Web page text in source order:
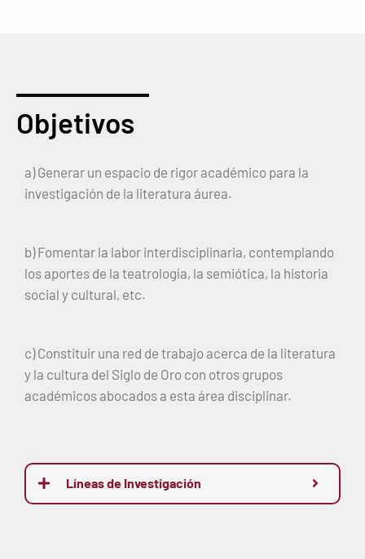
Objetivos
a) Generar un espacio de rigor académico para la
investigación de la literatura áurea.
b) Fomentar la labor interdisciplinaria, contemplando
los aportes de la teatrología, la semiótica, la historia
social y cultural, etc.
c) Constituir una red de trabajo acerca de la literatura
y la cultura del Siglo de Oro con otros grupos
académicos abocados a esta área disciplinar.
Líneas de Investigación